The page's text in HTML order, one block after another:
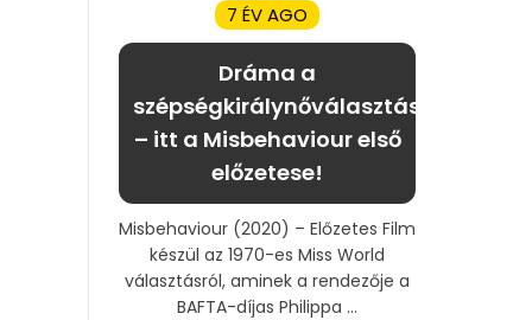
7 ÉV AGO
Dráma a
szépségkirálynőválasztáson
– itt a Misbehaviour első
előzetese!
Misbehaviour (2020) – Előzetes Film
készül az 1970-es Miss World
választásról, aminek a rendezője a
BAFTA-díjas Philippa ...